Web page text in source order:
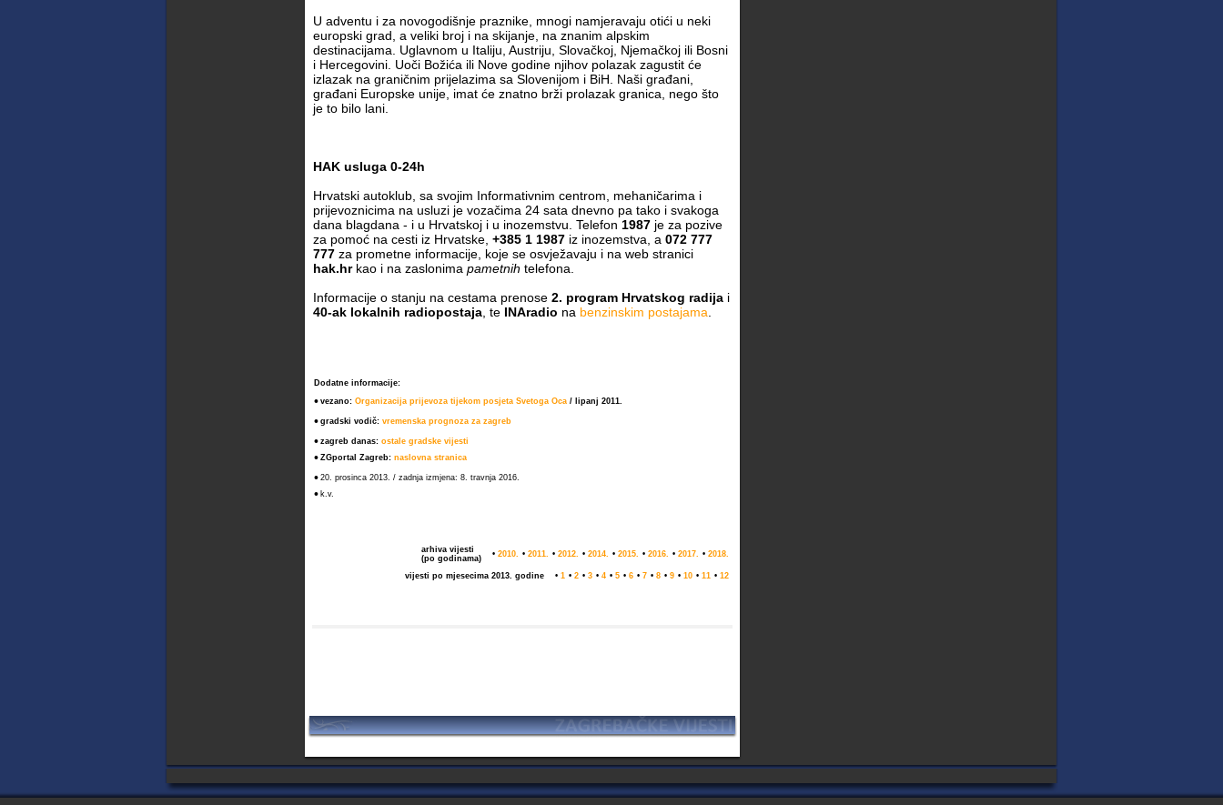
U adventu i za novogodišnje praznike, mnogi namjeravaju otići u neki
europski grad, a veliki broj i na skijanje, na znanim alpskim
destinacijama. Uglavnom u Italiju, Austriju, Slovačkoj, Njemačkoj ili Bosni
i Hercegovini. Uoči Božića ili Nove godine njihov polazak zagustit će
izlazak na graničnim prijelazima sa Slovenijom i BiH. Naši građani,
građani Europske unije, imat će znatno brži prolazak granica, nego što
je to bilo lani.
HAK usluga 0-24h
Hrvatski autoklub, sa svojim Informativnim centrom, mehaničarima i
prijevoznicima na usluzi je vozačima 24 sata dnevno pa tako i svakoga
dana blagdana - i u Hrvatskoj i u inozemstvu. Telefon 1987 je za pozive
za pomoć na cesti iz Hrvatske, +385 1 1987 iz inozemstva, a 072 777
777 za prometne informacije, koje se osvježavaju i na web stranici
hak.hrkao i na zaslonima pametnih telefona.
Informacije o stanju na cestama prenose 2. program Hrvatskog radija i
40-ak lokalnih radiopostaja , te INAradio na benzinskim postajama
Dodatne informacije:
• vezano: Organizacija prijevoza tijekom posjeta Svetoga Oca / lipanj 2011.
• gradski vodič: vremenska prognoza za zagreb
• zagreb danas: ostale gradske vijesti
• ZGportal Zagreb: naslovna stranica
• 20. prosinca 2013. / zadnja izmjena: 8. travnja 2016.
• k.v.
arhiva vijesti
(po godinama)
• 2010. • 2011. • 2012. • 2014. • 2015. • 2016. • 2017. • 2018.
vijesti po mjesecima 2013. godine • 1 • 2 • 3 • 4 • 5 • 6 • 7 • 8 • 9 • 10 • 11 • 12